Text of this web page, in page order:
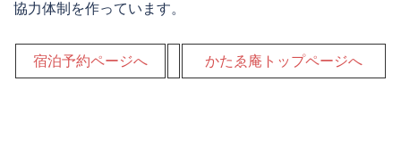
協力体制を作っています。
宿泊予約ページへ かたゑ庵トップページへ